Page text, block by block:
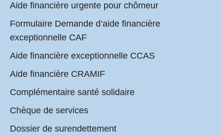
Aide financière urgente pour chômeur
Formulaire Demande d’aide financière
exceptionnelle CAF
Aide financière exceptionnelle CCAS
Aide financière CRAMIF
Complémentaire santé solidaire
Chèque de services
Dossier de surendettement